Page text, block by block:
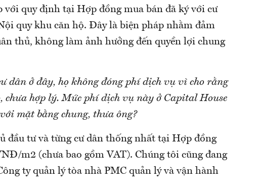
với quy định tại Hợp đồng mua bán đã ký với cư
quy khu căn hộ. Đây là biện pháp nhằm đảm
thủ, không làm ảnh hưởng đến quyền lợi chung
dân ở đây, họ không đóng phí dịch vụ vì cho rằng
chưa hợp lý. Mức phí dịch vụ này ở Capital House
mặt bằng chung, thưa ông?
đầu tư và từng cư dân thống nhất tại Hợp đồng
m2 (chưa bao gồm VAT). Chúng tôi cũng đang
ty quản lý tòa nhà PMC quản lý và vận hành